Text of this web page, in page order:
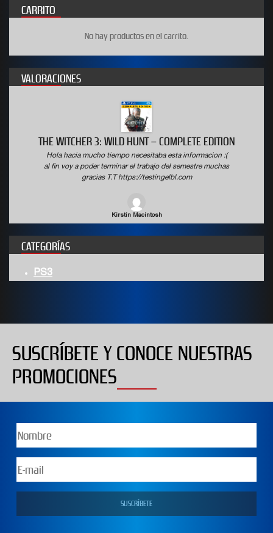
CARRITO
No hay productos en el carrito.
VALORACIONES
3: WILD HUNT – COMPLETE EDITION
hacia mucho tiempo necesitaba esta informacion :(
voy a poder terminar el trabajo del semestre muchas
gracias T.T https://testingelbl.com
CATEGORÍAS
PS3
SUSCRÍBETE Y CONOCE NUESTRAS
PROMOCIONES